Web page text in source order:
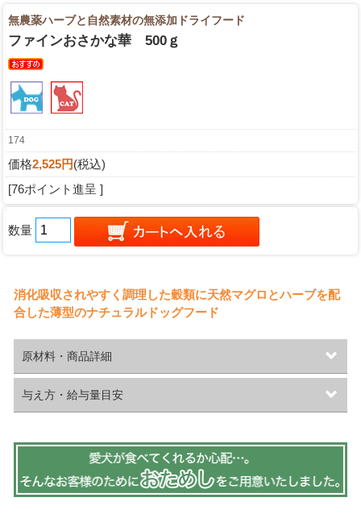
無農薬ハーブと自然素材の無添加ドライフード
ファインおさかな華 500ｇ
174
価格2,525円(税込)
[76ポイント進呈 ]
数量
消化吸収されやすく調理した穀類に天然マグロとハーブを配
合した薄型のナチュラルドッグフード
原材料・商品詳細
与え方・給与量目安